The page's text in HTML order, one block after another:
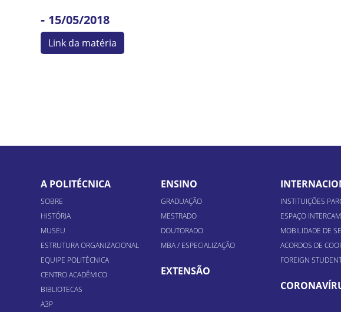
- 15/05/2018
Link da matéria
A POLITÉCNICA
SOBRE
HISTÓRIA
MUSEU
ESTRUTURA ORGANIZACIONAL
EQUIPE POLITÉCNICA
CENTRO ACADÊMICO
BIBLIOTECAS
A3P
ENSINO
GRADUAÇÃO
MESTRADO
DOUTORADO
MBA / ESPECIALIZAÇÃO
EXTENSÃO
INSTITUIÇÕES
ESPAÇO
MOBILIDADE DE
ACORDOS DE
FOREIGN